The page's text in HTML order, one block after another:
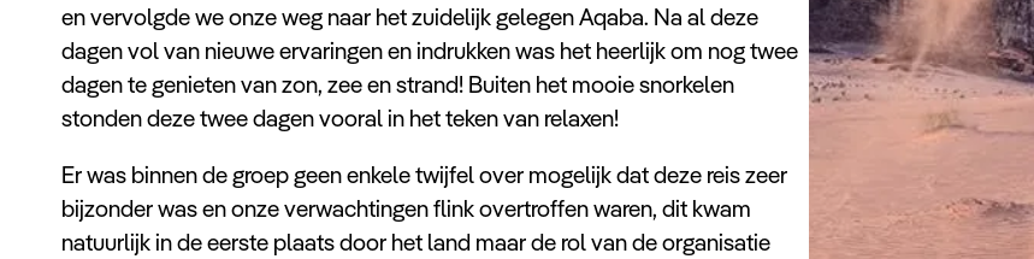
en vervolgde we onze weg naar het zuidelijk gelegen Aqaba. Na al deze
dagen vol van nieuwe ervaringen en indrukken was het heerlijk om nog twee
dagen te genieten van zon, zee en strand! Buiten het mooie snorkelen
stonden deze twee dagen vooral in het teken van relaxen!
Er was binnen de groep geen enkele twijfel over mogelijk dat deze reis zeer
bijzonder was en onze verwachtingen flink overtroffen waren, dit kwam
natuurlijk in de eerste plaats door het land maar de rol van de organisatie